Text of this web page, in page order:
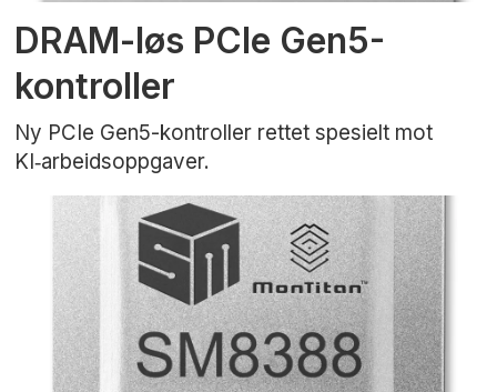
DRAM-løs PCIe Gen5-
kontroller
Ny PCIe Gen5-kontroller rettet spesielt mot
KI‑arbeidsoppgaver.